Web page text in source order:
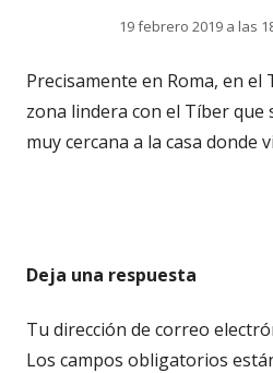
19 febrero 2019 a las
Precisamente en Roma, en el
zona lindera con el Tíber que
muy cercana a la casa donde
Deja una respuesta
Tu dirección de correo
Los campos obligatorios